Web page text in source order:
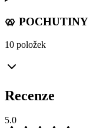
🥨 POCHUTINY
10 položek
Recenze
5.0